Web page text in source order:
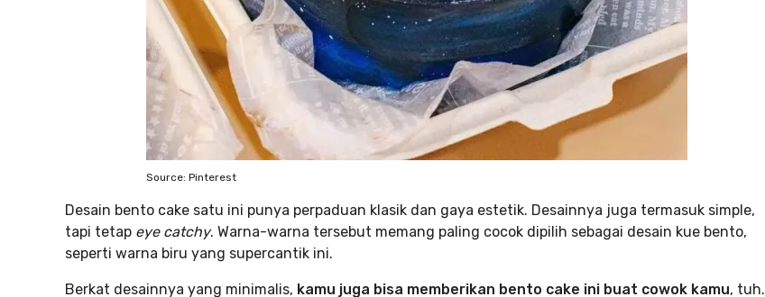
Source: Pinterest
Desain bento cake satu ini punya perpaduan klasik dan gaya estetik. Desainnya juga termasuk simple,
tapi tetap eye catchy. Warna-warna tersebut memang paling cocok dipilih sebagai desain kue bento,
seperti warna biru yang supercantik ini.
Berkat desainnya yang minimalis, kamu juga bisa memberikan bento cake ini buat cowok kamu, tuh.